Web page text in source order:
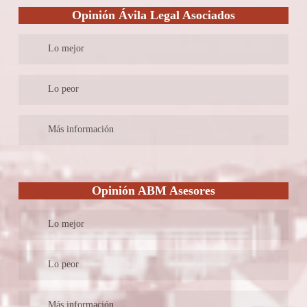
con una sola página.Opinión Ávila Legal Asociados
Lo mejor
Lo peor
Más información
abogacía, este despacho es de los que más tiempo han ejercido
esta profesión. En su sitio web se provee suficiente información
de los dos letrados que conforman este bufete. Sin embargo, el
coste de sus honorarios es elevado. No ofrecen la posibilidad de
Opinión ABM Asesores
Lo mejor
Especialista en cuestiones laborales
Lo peor
En su página web se indica quienes son los abogados socios que
Más información